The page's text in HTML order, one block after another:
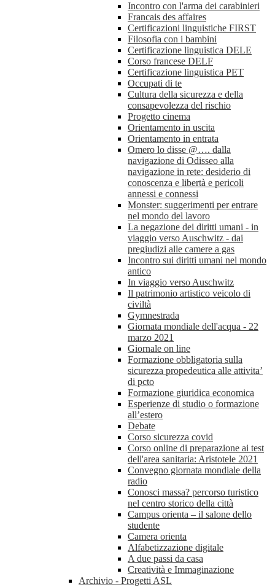
Incontro con l'arma dei carabinieri
Francais des affaires
Certificazioni linguistiche FIRST
Filosofia con i bambini
Certificazione linguistica DELE
Corso francese DELF
Certificazione linguistica PET
Occupati di te
Cultura della sicurezza e della
consapevolezza del rischio
Progetto cinema
Orientamento in uscita
Orientamento in entrata
Omero lo disse @…. dalla
navigazione di Odisseo alla
navigazione in rete: desiderio di
conoscenza e libertà e pericoli
annessi e connessi
Monster: suggerimenti per entrare
nel mondo del lavoro
La negazione dei diritti umani - in
viaggio verso Auschwitz - dai
pregiudizi alle camere a gas
Incontro sui diritti umani nel mondo
antico
In viaggio verso Auschwitz
Il patrimonio artistico veicolo di
civiltà
Gymnestrada
Giornata mondiale dell'acqua - 22
marzo 2021
Giornale on line
Formazione obbligatoria sulla
sicurezza propedeutica alle attivita’
di pcto
Formazione giuridica economica
Esperienze di studio o formazione
all’estero
Debate
Corso sicurezza covid
Corso online di preparazione ai test
dell'area sanitaria: Aristotele 2021
Convegno giornata mondiale della
radio
Conosci massa? percorso turistico
nel centro storico della città
Campus orienta – il salone dello
studente
Camera orienta
Alfabetizzazione digitale
A due passi da casa
Creatività e Immaginazione
Archivio - Progetti ASL